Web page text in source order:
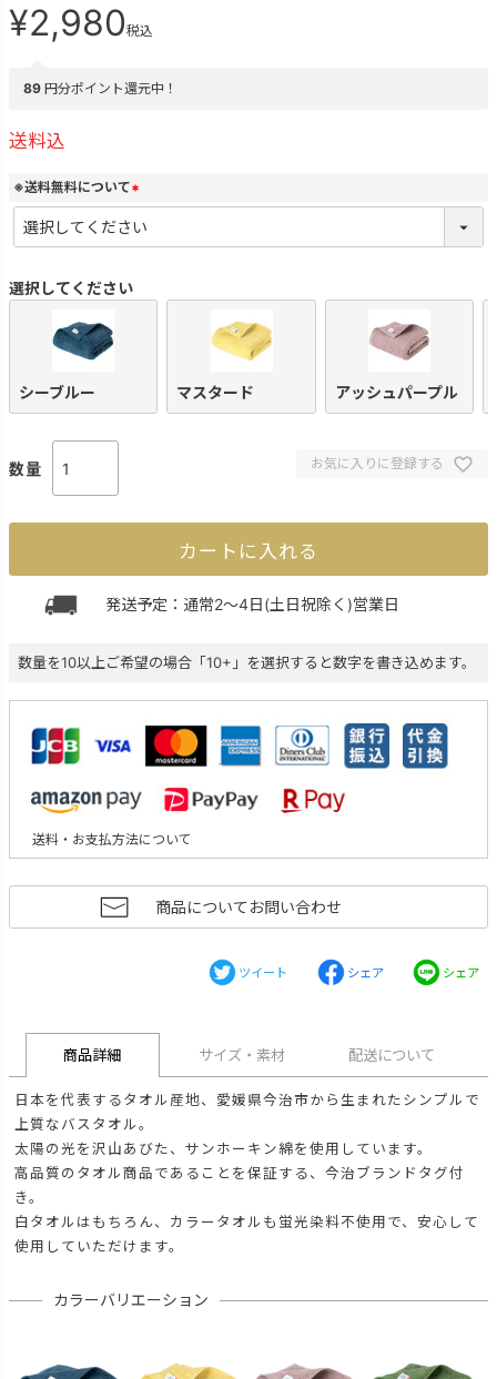
¥2,980税込
89 円分ポイント還元中！
送料込
※送料無料について
(
必
須
選択してください
シーブルー マスタード アッシュパープル
お気に入りに登録する
カートに入れる
発送予定：通常2～4日(土日祝除く)営業日
数量を10以上ご希望の場合「10+」を選択すると数字を書き込めます。
送料・お支払方法について
商品についてお問い合わせ
ツイート シェア シェア
商品詳細 サイズ・素材 配送について
日本を代表するタオル産地、愛媛県今治市から生まれたシンプルで
上質なバスタオル。
太陽の光を沢山あびた、サンホーキン綿を使用しています。
高品質のタオル商品であることを保証する、今治ブランドタグ付
き。
白タオルはもちろん、カラータオルも蛍光染料不使用で、安心して
使用していただけます。
カラーバリエーション